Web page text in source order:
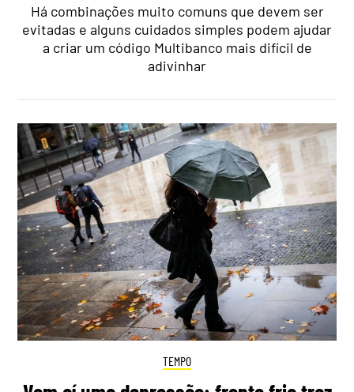
Há combinações muito comuns que devem ser
evitadas e alguns cuidados simples podem ajudar
a criar um código Multibanco mais difícil de
adivinhar
TEMPO